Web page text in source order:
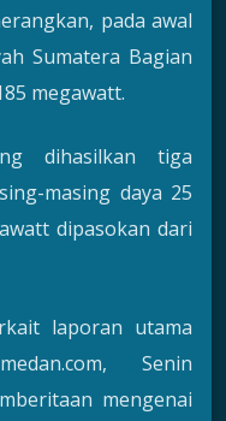
pada awal
Sumatera Bagian
megawatt.
dihasilkan tiga
masing daya 25
dipasokan dari
laporan utama
Senin
mengenai